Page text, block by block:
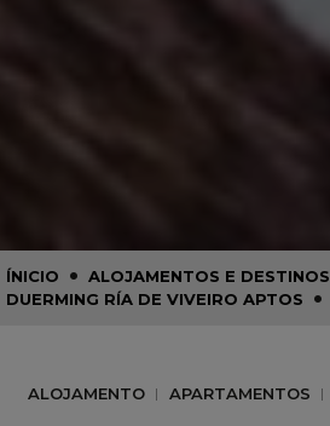
ÍNICIO • ALOJAMENTOS E DESTINOS
DUERMING RÍA DE VIVEIRO APTOS •
ALOJAMENTO APARTAMENTOS